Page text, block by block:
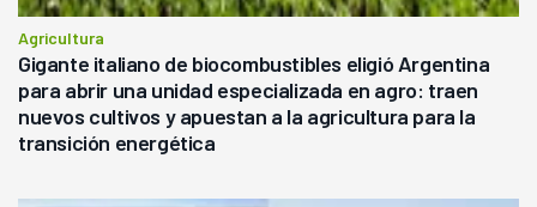
Agricultura
Gigante italiano de biocombustibles eligió Argentina
para abrir una unidad especializada en agro: traen
nuevos cultivos y apuestan a la agricultura para la
transición energética